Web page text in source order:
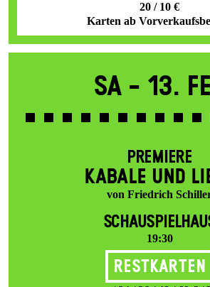
20 / 10 €
Karten ab
Sa - 13.
PREMIERE
KABALE UND
von Friedrich
19:30
Restkarten